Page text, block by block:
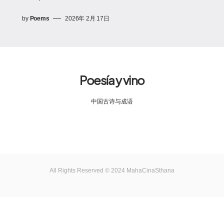
by Poems 2026年 2月 17日
Poesía y vino
中国古诗与成语
All Rights Reserved © 2024 MahaCinaSthana